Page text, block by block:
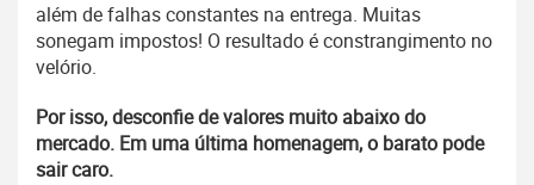
além de falhas constantes na entrega. Muitas
sonegam impostos! O resultado é constrangimento no
velório.
Por isso, desconfie de valores muito abaixo do
mercado. Em uma última homenagem, o barato pode
sair caro.